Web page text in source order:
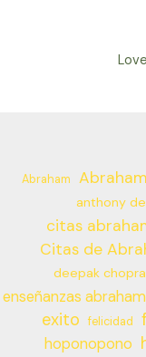
Abraham
anthony
citas
Citas de
deepak chopra
enseñanzas abraham
exito felicidad
hoponopono